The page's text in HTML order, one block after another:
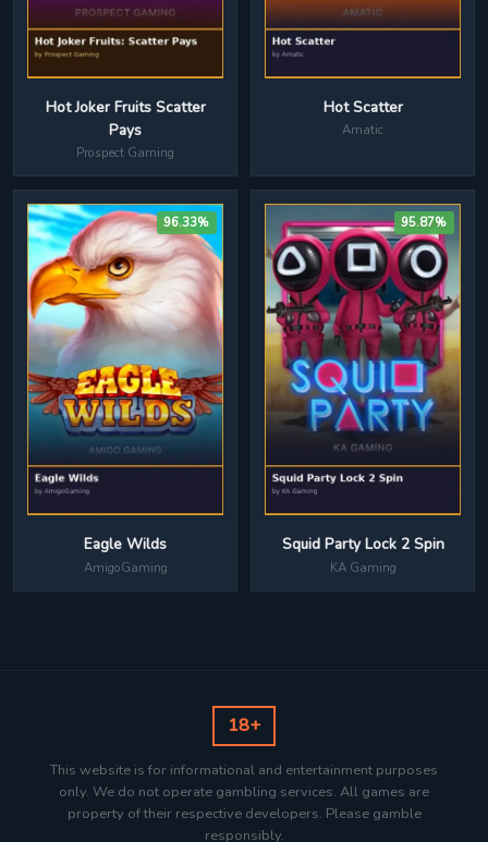
Hot Joker Fruits Scatter
Pays
Prospect Gaming
Hot Scatter
Amatic
96.33%
Eagle Wilds
AmigoGaming
95.87%
Squid Party Lock 2 Spin
KA Gaming
18+
This website is for informational and entertainment purposes
only. We do not operate gambling services. All games are
property of their respective developers. Please gamble
responsibly.